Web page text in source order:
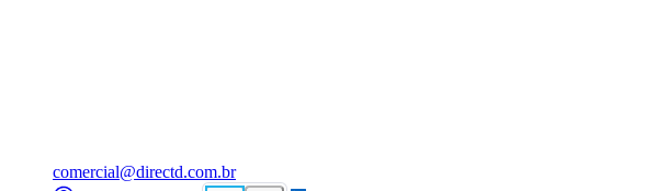
comercial@directd.com.br